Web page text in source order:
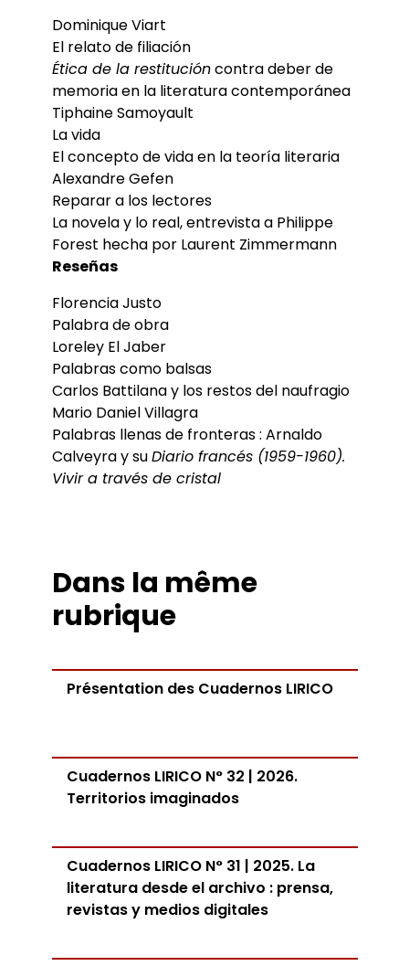
Dominique Viart
El relato de filiación
Ética de la restitucióncontra deber de
memoria en la literatura contemporánea
Tiphaine Samoyault
La vida
El concepto de vida en la teoría literaria
Alexandre Gefen
Reparar a los lectores
La novela y lo real, entrevista a Philippe
Forest hecha por Laurent Zimmermann
Reseñas
Florencia Justo
Palabra de obra
Loreley El Jaber
Palabras como balsas
Carlos Battilana y los restos del naufragio
Mario Daniel Villagra
Palabras llenas de fronteras : Arnaldo
Calveyra y suDiario francés (1959-1960).
Vivir a través de cristal
Dans la même
rubrique
Présentation des Cuadernos LIRICO
Cuadernos LIRICO N° 32 | 2026.
Territorios imaginados
Cuadernos LIRICO N° 31 | 2025. La
literatura desde el archivo : prensa,
revistas y medios digitales